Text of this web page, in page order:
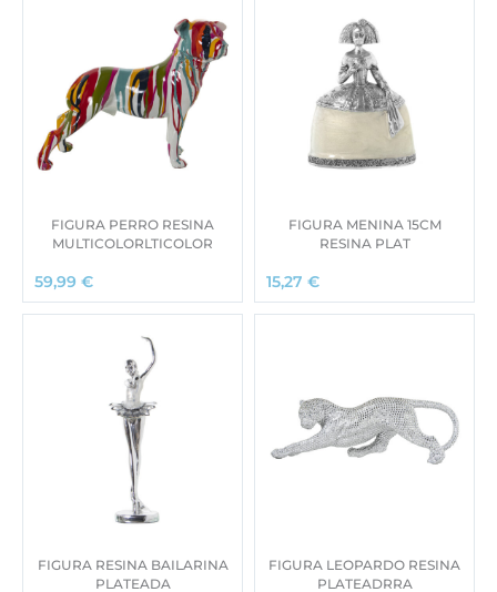
FIGURA PERRO RESINA
MULTICOLORLTICOLOR
59,99 €
FIGURA MENINA 15CM
RESINA PLAT
15,27 €
FIGURA RESINA BAILARINA
PLATEADA
FIGURA LEOPARDO RESINA
PLATEADRRA